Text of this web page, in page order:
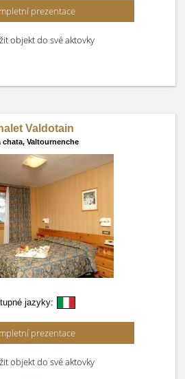
prezentace
objekt do své aktovky
Valdotain
chata, Valtournenche
jazyky:
prezentace
objekt do své aktovky